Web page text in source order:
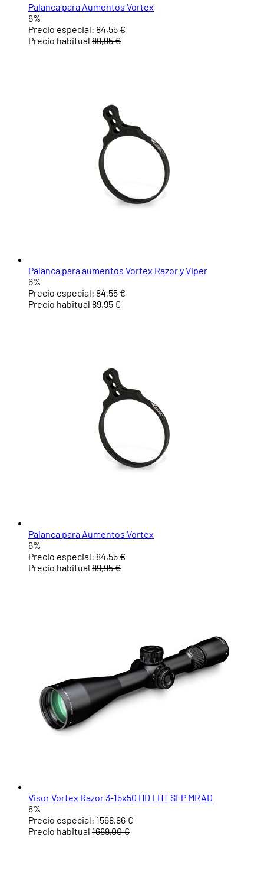
Palanca para Aumentos Vortex
6%
Precio especial: 84,55 €
Precio habitual 89,95 €
Palanca para aumentos Vortex Razor y Viper
6%
Precio especial: 84,55 €
Precio habitual 89,95 €
Palanca para Aumentos Vortex
6%
Precio especial: 84,55 €
Precio habitual 89,95 €
Visor Vortex Razor 3-15x50 HD LHT SFP MRAD
6%
Precio especial: 1568,86 €
Precio habitual 1669,00 €